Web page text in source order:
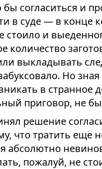
согласиться и
в суде — в конце
стоило и
количество
выкладывать
Но
в странное
приговор, не
решение
что тратить еще
я абсолютно
пожалуй, не